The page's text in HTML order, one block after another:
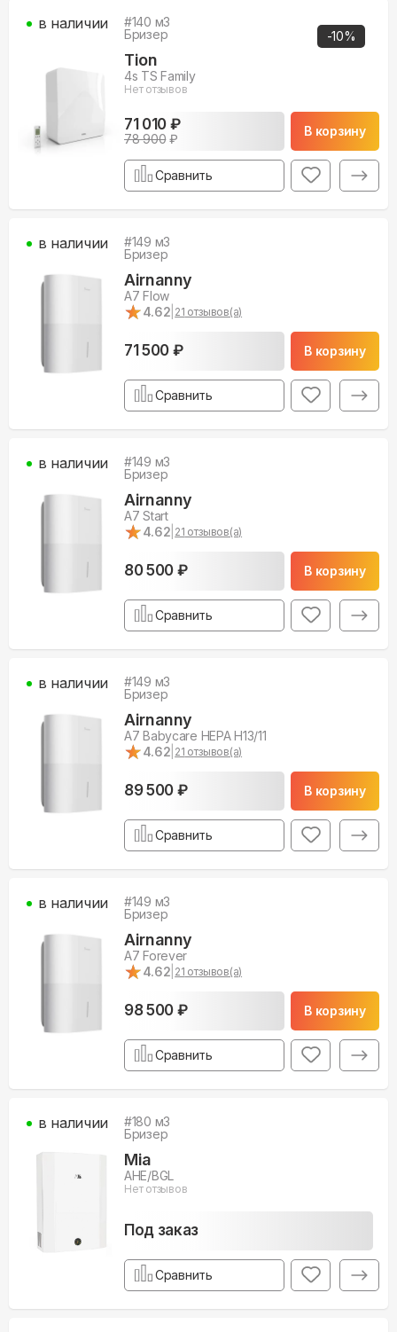
-10%
#140 м3
Бризер
Tion
4s TS Family
Нет отзывов
71 010 ₽
78 900₽
В корзину
в наличии
Сравнить
#149 м3
Бризер
Airnanny
A7 Flow
★
★4.62 21 отзывов(а)
71 500 ₽ В корзину
в наличии
Сравнить
#149 м3
Бризер
Airnanny
A7 Start
★
★4.62 21 отзывов(а)
80 500 ₽ В корзину
в наличии
Сравнить
#149 м3
Бризер
Airnanny
A7 Babycare HEPA H13/11
★
★4.62 21 отзывов(а)
89 500 ₽ В корзину
в наличии
Сравнить
#149 м3
Бризер
Airnanny
A7 Forever
★
★4.62 21 отзывов(а)
98 500 ₽ В корзину
в наличии
Сравнить
#180 м3
Бризер
Mia
AHE/BGL
Нет отзывов
Под заказ
в наличии
Сравнить